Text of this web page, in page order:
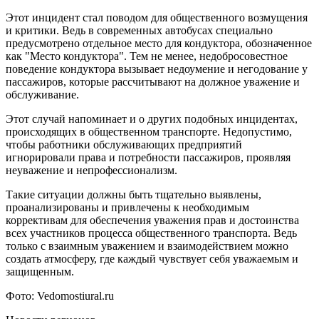
Этот инцидент стал поводом для общественного возмущения
и критики. Ведь в современных автобусах специально
предусмотрено отдельное место для кондуктора, обозначенное
как "Место кондуктора". Тем не менее, недобросовестное
поведение кондуктора вызывает недоумение и негодование у
пассажиров, которые рассчитывают на должное уважение и
обслуживание.
Этот случай напоминает и о других подобных инцидентах,
происходящих в общественном транспорте. Недопустимо,
чтобы работники обслуживающих предприятий
игнорировали права и потребности пассажиров, проявляя
неуважение и непрофессионализм.
Такие ситуации должны быть тщательно выявлены,
проанализированы и привлечены к необходимым
коррективам для обеспечения уважения прав и достоинства
всех участников процесса общественного транспорта. Ведь
только с взаимным уважением и взаимодействием можно
создать атмосферу, где каждый чувствует себя уважаемым и
защищенным.
Фото: Vedomostiural.ru